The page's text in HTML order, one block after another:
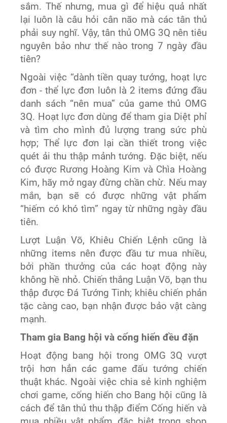
sắm. Thế nhưng, mua gì để hiệu quả nhất
lại luôn là câu hỏi cân não mà các tân thủ
phải suy nghĩ. Vậy, tân thủ OMG 3Q nên tiêu
nguyên bảo như thế nào trong 7 ngày đầu
tiên?
Ngoài việc “dành tiền quay tướng, hoạt lực
đơn - thể lực đơn luôn là 2 items đứng đầu
danh sách “nên mua” của game thủ OMG
3Q. Hoạt lực đơn dùng để tham gia Diệt phỉ
và tìm cho mình đủ lượng trang sức phù
hợp; Thể lực đơn lại cần thiết trong việc
quét ải thu thập mảnh tướng. Đặc biệt, nếu
có được Rương Hoàng Kim và Chìa Hoàng
Kim, hãy mở ngay đừng chần chừ. Nếu may
mắn, bạn sẽ có được những vật phẩm
“hiếm có khó tìm” ngay từ những ngày đầu
tiên.
Lượt Luận Võ, Khiêu Chiến Lệnh cũng là
những items nên được đầu tư mua nhiều,
bởi phần thưởng của các hoạt động này
không hề nhỏ. Chiến thắng Luận Võ, bạn thu
thập được Đá Tướng Tinh; khiêu chiến phản
tặc càng cao, bạn nhận được bảo vật càng
mạnh.
Tham gia Bang hội và cống hiến đều đặn
Hoạt động bang hội trong OMG 3Q vượt
trội hơn hẳn các game đấu tướng chiến
thuật khác. Ngoài việc chia sẻ kinh nghiệm
chơi game, cống hiến cho Bang hội cũng là
cách để tân thủ thu thập điểm Cống hiến và